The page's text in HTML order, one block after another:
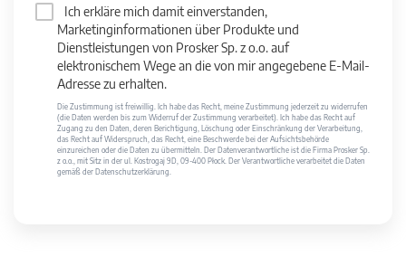
Ich erkläre mich damit einverstanden,
Marketinginformationen über Produkte und
Dienstleistungen von Prosker Sp. z o.o. auf
elektronischem Wege an die von mir angegebene E-Mail-
Adresse zu erhalten.
Die Zustimmung ist freiwillig. Ich habe das Recht, meine Zustimmung jederzeit zu widerrufen
(die Daten werden bis zum Widerruf der Zustimmung verarbeitet). Ich habe das Recht auf
Zugang zu den Daten, deren Berichtigung, Löschung oder Einschränkung der Verarbeitung,
das Recht auf Widerspruch, das Recht, eine Beschwerde bei der Aufsichtsbehörde
einzureichen oder die Daten zu übermitteln. Der Datenverantwortliche ist die Firma Prosker Sp.
z o.o., mit Sitz in der ul. Kostrogaj 9D, 09-400 Płock. Der Verantwortliche verarbeitet die Daten
gemäß der Datenschutzerklärung.